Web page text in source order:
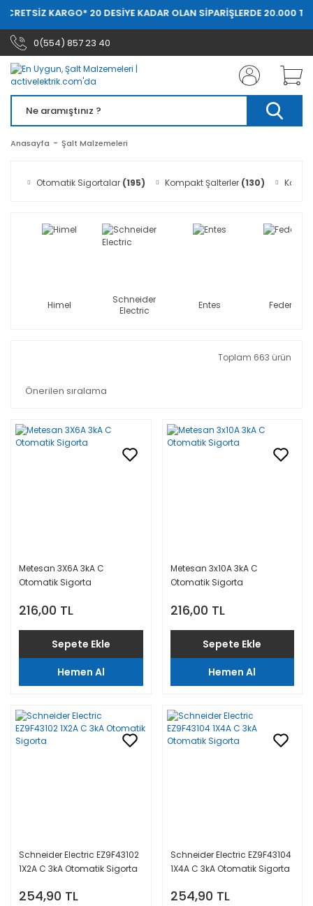
* 20 DESİYE KADAR OLAN SİPARİŞLERDE 20.000 TL ÜZERİ
0(554) 857 23 40
Anasayfa Şalt Malzemeleri
Otomatik Sigortalar (195) Kompakt Şalterler (130)
Himel
Schneider
Electric
Entes Federal
Toplam 663 ürün
Metesan 3X6A 3kA C
Otomatik Sigorta
216,00 TL
Sepete Ekle
Hemen Al
Metesan 3x10A 3kA C
Otomatik Sigorta
216,00 TL
Sepete Ekle
Hemen Al
Schneider Electric EZ9F43102
1X2A C 3kA Otomatik Sigorta
254,90 TL
Schneider Electric EZ9F43104
1X4A C 3kA Otomatik Sigorta
254,90 TL